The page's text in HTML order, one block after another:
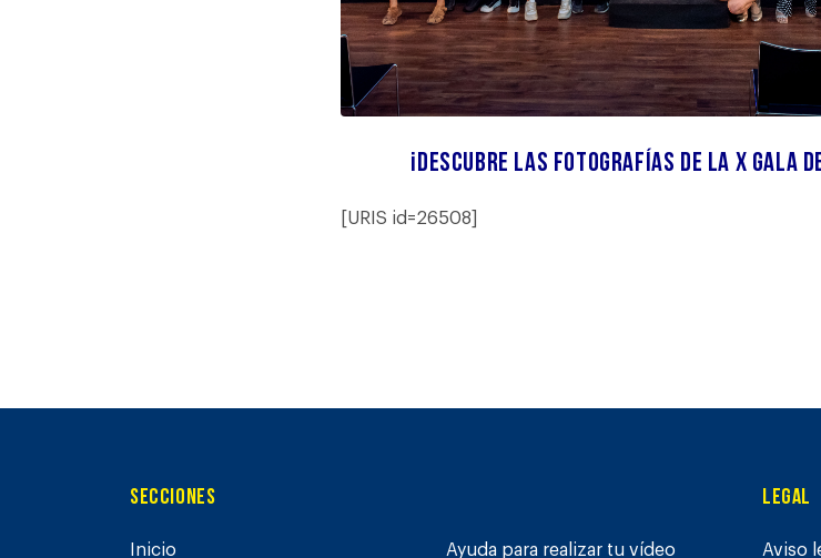
¡Descubre las fotografías de la X Gala
[URIS id=26508]
Secciones
Inicio Ayuda para realizar tu vídeo
Legal
Aviso